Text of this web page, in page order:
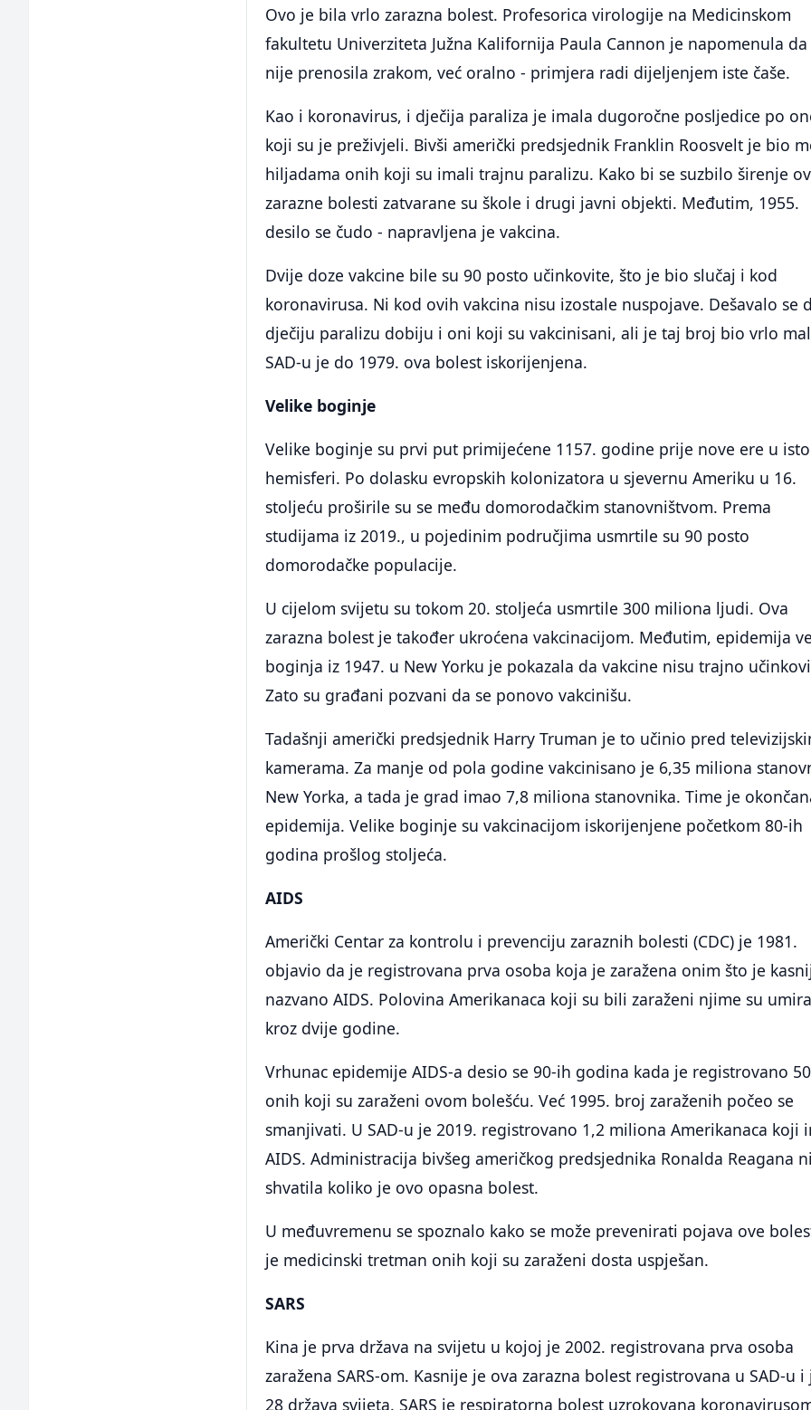
Ovo je bila vrlo zarazna bolest. Profesorica virologije na Medicinskom
fakultetu Univerziteta Južna Kalifornija Paula Cannon je napomenula da
nije prenosila zrakom, već oralno - primjera radi dijeljenjem iste čaše.
Kao i koronavirus, i dječija paraliza je imala dugoročne posljedice po
koji su je preživjeli. Bivši američki predsjednik Franklin Roosvelt je bio
hiljadama onih koji su imali trajnu paralizu. Kako bi se suzbilo širenje
zarazne bolesti zatvarane su škole i drugi javni objekti. Međutim, 1955.
desilo se čudo - napravljena je vakcina.
Dvije doze vakcine bile su 90 posto učinkovite, što je bio slučaj i kod
koronavirusa. Ni kod ovih vakcina nisu izostale nuspojave. Dešavalo se
dječiju paralizu dobiju i oni koji su vakcinisani, ali je taj broj bio vrlo
SAD-u je do 1979. ova bolest iskorijenjena.
Velike boginje
Velike boginje su prvi put primijećene 1157. godine prije nove ere u
hemisferi. Po dolasku evropskih kolonizatora u sjevernu Ameriku u 16.
stoljeću proširile su se među domorodačkim stanovništvom. Prema
studijama iz 2019., u pojedinim područjima usmrtile su 90 posto
domorodačke populacije.
U cijelom svijetu su tokom 20. stoljeća usmrtile 300 miliona ljudi. Ova
zarazna bolest je također ukroćena vakcinacijom. Međutim, epidemija
boginja iz 1947. u New Yorku je pokazala da vakcine nisu trajno
Zato su građani pozvani da se ponovo vakcinišu.
Tadašnji američki predsjednik Harry Truman je to učinio pred
kamerama. Za manje od pola godine vakcinisano je 6,35 miliona
New Yorka, a tada je grad imao 7,8 miliona stanovnika. Time je
epidemija. Velike boginje su vakcinacijom iskorijenjene početkom 80-ih
godina prošlog stoljeća.
AIDS
Američki Centar za kontrolu i prevenciju zaraznih bolesti (CDC) je 1981.
objavio da je registrovana prva osoba koja je zaražena onim što je
nazvano AIDS. Polovina Amerikanaca koji su bili zaraženi njime su
kroz dvije godine.
Vrhunac epidemije AIDS-a desio se 90-ih godina kada je registrovano
onih koji su zaraženi ovom bolešću. Već 1995. broj zaraženih počeo se
smanjivati. U SAD-u je 2019. registrovano 1,2 miliona Amerikanaca koji
AIDS. Administracija bivšeg američkog predsjednika Ronalda Reagana
shvatila koliko je ovo opasna bolest.
U međuvremenu se spoznalo kako se može prevenirati pojava ove
je medicinski tretman onih koji su zaraženi dosta uspješan.
SARS
Kina je prva država na svijetu u kojoj je 2002. registrovana prva osoba
zaražena SARS-om. Kasnije je ova zarazna bolest registrovana u SAD-u i
28 država svijeta. SARS je respiratorna bolest uzrokovana